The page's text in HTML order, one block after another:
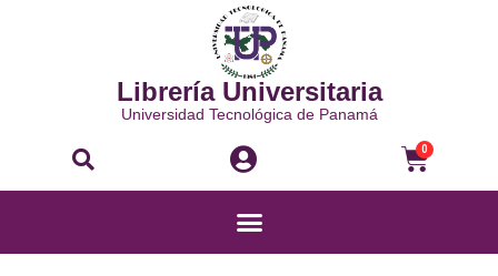
Librería Universitaria
Universidad Tecnológica de Panamá
Buscar 0
Menú